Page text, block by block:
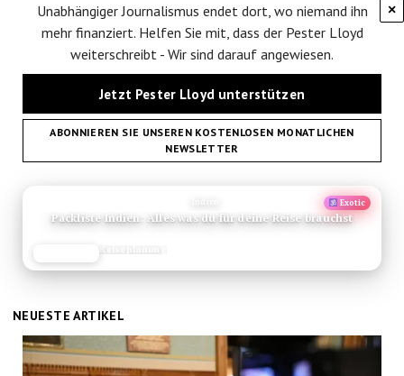
×
Unabhängiger Journalismus endet dort, wo niemand ihn
mehr finanziert. Helfen Sie mit, dass der Pester Lloyd
weiterschreibt - Wir sind darauf angewiesen.
Jetzt Pester Lloyd unterstützen
ABONNIEREN SIE UNSEREN KOSTENLOSEN MONATLICHEN
NEWSLETTER
Exotic
Packliste Indien: Alles was du für deine Reise brauchst
Reiseplanung
Pester
Lloyd
NEUESTE ARTIKEL